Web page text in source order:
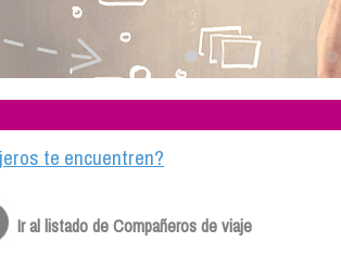
te encuentren?
Ir al listado de Compañeros de viaje